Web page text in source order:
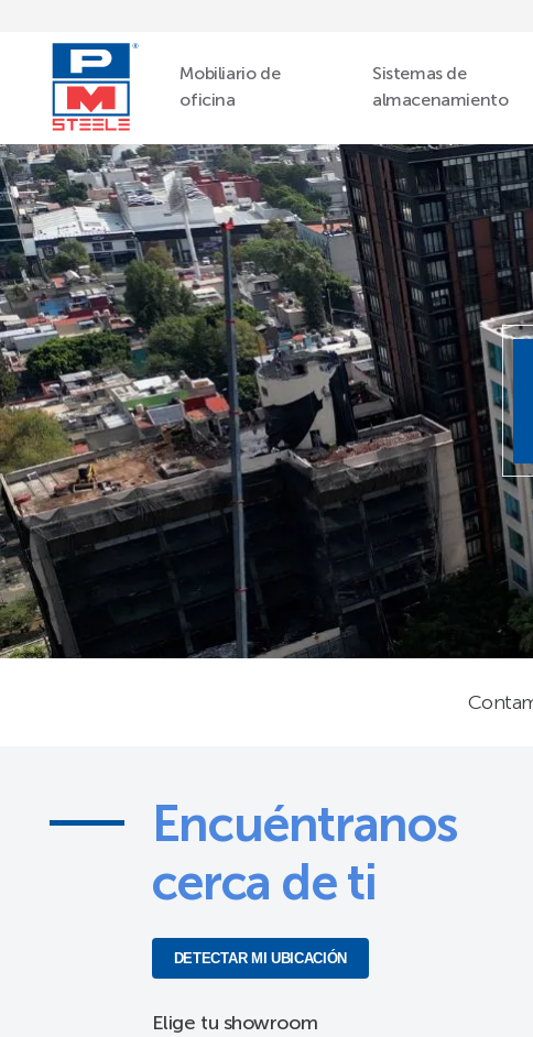
Mobiliario de
oficina
Sistemas de
almacenamiento
Encuéntranos
cerca de ti
DETECTAR MI UBICACIÓN
Elige tu showroom